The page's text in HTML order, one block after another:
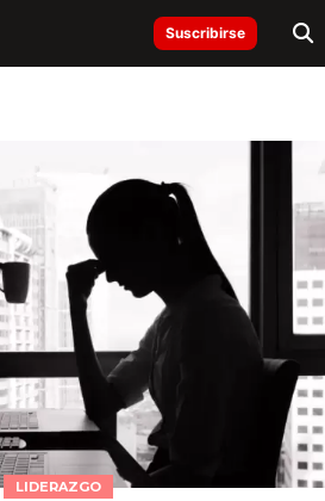
Suscribirse
LIDERAZGO